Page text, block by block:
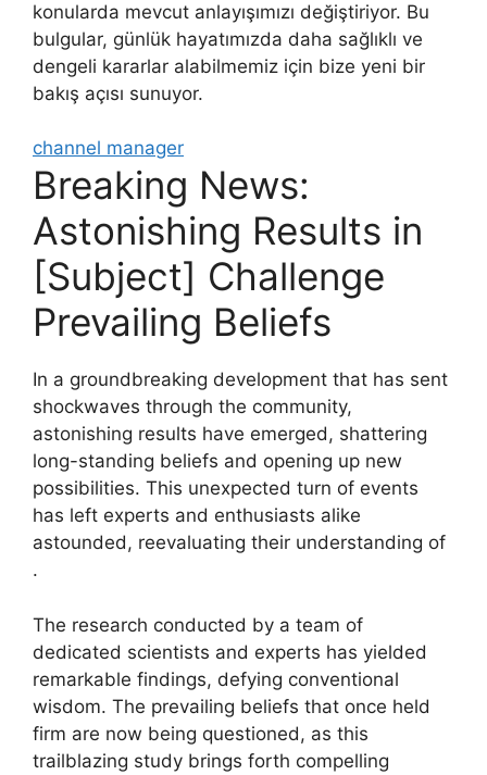
konularda mevcut anlayışımızı değiştiriyor. Bu
bulgular, günlük hayatımızda daha sağlıklı ve
dengeli kararlar alabilmemiz için bize yeni bir
bakış açısı sunuyor.
channel manager
Breaking News:
Astonishing Results in
[Subject] Challenge
Prevailing Beliefs
In a groundbreaking development that has sent
shockwaves through the community,
astonishing results have emerged, shattering
long-standing beliefs and opening up new
possibilities. This unexpected turn of events
has left experts and enthusiasts alike
astounded, reevaluating their understanding of
.
The research conducted by a team of
dedicated scientists and experts has yielded
remarkable findings, defying conventional
wisdom. The prevailing beliefs that once held
firm are now being questioned, as this
trailblazing study brings forth compelling